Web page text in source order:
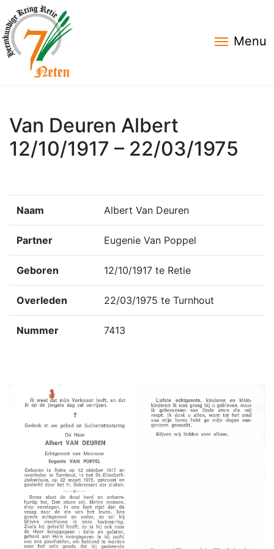
Menu
Van Deuren Albert
12/10/1917 – 22/03/1975
Naam Albert Van Deuren
Partner Eugenie Van Poppel
Geboren 12/10/1917 te Retie
Overleden 22/03/1975 te Turnhout
Nummer 7413